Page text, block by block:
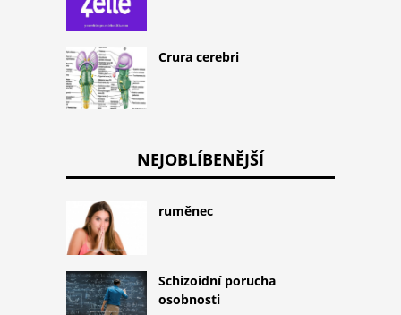
Crura cerebri
NEJOBLÍBENĚJŠÍ
ruměnec
Schizoidní porucha
osobnosti